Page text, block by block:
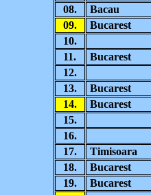
08.
Bacau
09.
Bucarest
10.
11.
Bucarest
12.
13.
Bucarest
14.
Bucarest
15.
16.
17.
Timisoara
18.
Bucarest
19.
Bucarest